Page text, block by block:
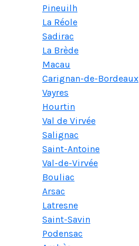
Pineuilh
La Réole
Sadirac
La Brède
Macau
Carignan-de-Bordeaux
Vayres
Hourtin
Val de Virvée
Salignac
Saint-Antoine
Val-de-Virvée
Bouliac
Arsac
Latresne
Saint-Savin
Podensac